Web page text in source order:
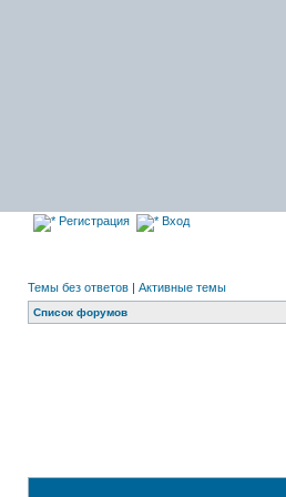
Регистрация Вход
Темы без ответов | Активные темы
Список форумов